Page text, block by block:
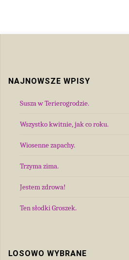
NAJNOWSZE WPISY
Susza w Terierogrodzie.
Wszystko kwitnie, jak co roku.
Wiosenne zapachy.
Trzyma zima.
Jestem zdrowa!
Ten słodki Groszek.
LOSOWO WYBRANE